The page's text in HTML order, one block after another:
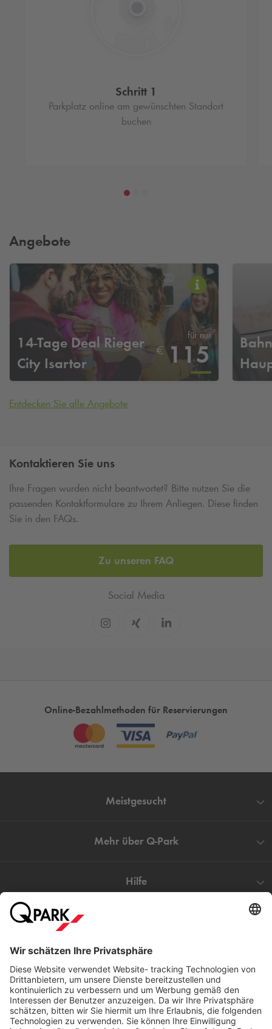
Schritt 1
Parkplatz online am gewünschten Standort
buchen
Angebote
14-Tage Deal Rieger
City Isartor
für nur
€ 115
Entdecken Sie alle Angebote
Kontaktieren Sie uns
Ihre Fragen wurden nicht beantwortet? Bitte nutzen Sie die
passenden Kontaktformulare zu Ihrem Anliegen. Diese finden
Sie in den FAQs.
Zu unseren FAQ
Social Media
Online-Bezahlmethoden für Reservierungen
Meistgesucht
Mehr über Q-Park
Hilfe
Download